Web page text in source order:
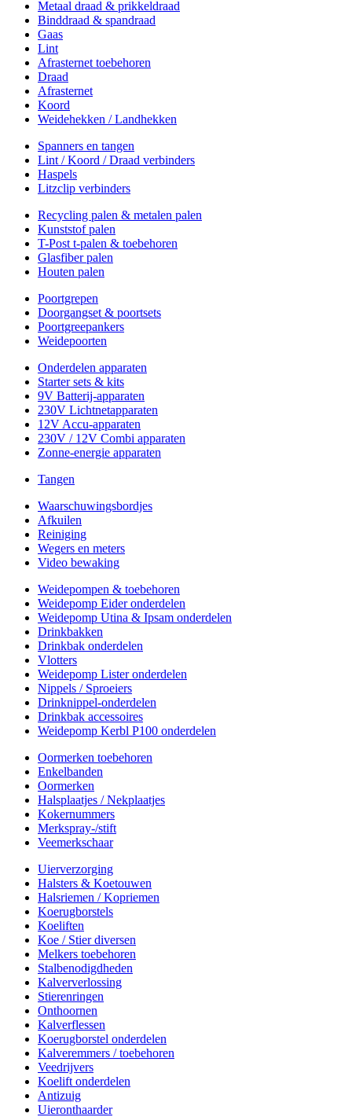
Metaal draad & prikkeldraad
Binddraad & spandraad
Gaas
Lint
Afrasternet toebehoren
Draad
Afrasternet
Koord
Weidehekken / Landhekken
Spanners en tangen
Lint / Koord / Draad verbinders
Haspels
Litzclip verbinders
Recycling palen & metalen palen
Kunststof palen
T-Post t-palen & toebehoren
Glasfiber palen
Houten palen
Poortgrepen
Doorgangset & poortsets
Poortgreepankers
Weidepoorten
Onderdelen apparaten
Starter sets & kits
9V Batterij-apparaten
230V Lichtnetapparaten
12V Accu-apparaten
230V / 12V Combi apparaten
Zonne-energie apparaten
Tangen
Waarschuwingsbordjes
Afkuilen
Reiniging
Wegers en meters
Video bewaking
Weidepompen & toebehoren
Weidepomp Eider onderdelen
Weidepomp Utina & Ipsam onderdelen
Drinkbakken
Drinkbak onderdelen
Vlotters
Weidepomp Lister onderdelen
Nippels / Sproeiers
Drinknippel-onderdelen
Drinkbak accessoires
Weidepomp Kerbl P100 onderdelen
Oormerken toebehoren
Enkelbanden
Oormerken
Halsplaatjes / Nekplaatjes
Kokernummers
Merkspray-/stift
Veemerkschaar
Uierverzorging
Halsters & Koetouwen
Halsriemen / Kopriemen
Koerugborstels
Koeliften
Koe / Stier diversen
Melkers toebehoren
Stalbenodigdheden
Kalververlossing
Stierenringen
Onthoornen
Kalverflessen
Koerugborstel onderdelen
Kalveremmers / toebehoren
Veedrijvers
Koelift onderdelen
Antizuig
Uieronthaarder